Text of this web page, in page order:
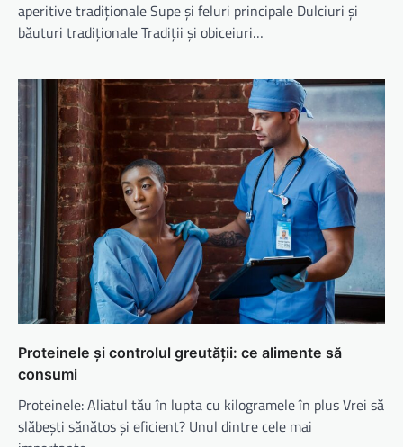
aperitive tradiționale Supe și feluri principale Dulciuri și
băuturi tradiționale Tradiții și obiceiuri…
Proteinele și controlul greutății: ce alimente să
consumi
Proteinele: Aliatul tău în lupta cu kilogramele în plus Vrei să
slăbești sănătos și eficient? Unul dintre cele mai